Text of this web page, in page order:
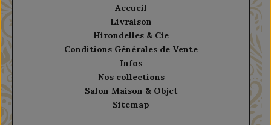
Accueil
Livraison
Hirondelles & Cie
Conditions Générales de Vente
Infos
Nos collections
Salon Maison & Objet
Sitemap